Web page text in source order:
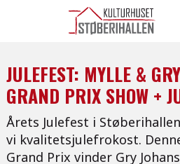
JULEFEST: MYLLE &
GRAND PRIX SHOW +
Årets Julefest i
vi kvalitetsjulefrokost.
Grand Prix vinder Gry